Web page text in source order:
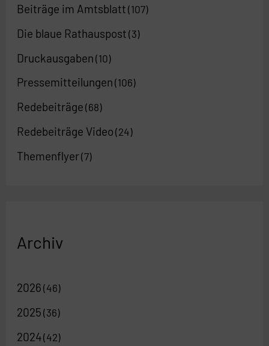
Beiträge im Amtsblatt (107)
Die blaue Rathauspost (3)
Druckausgaben (10)
Pressemitteilungen (106)
Redebeiträge (68)
Redebeiträge Video (24)
Themenflyer(7)
Archiv
2026 (46)
2025 (36)
2024 (42)